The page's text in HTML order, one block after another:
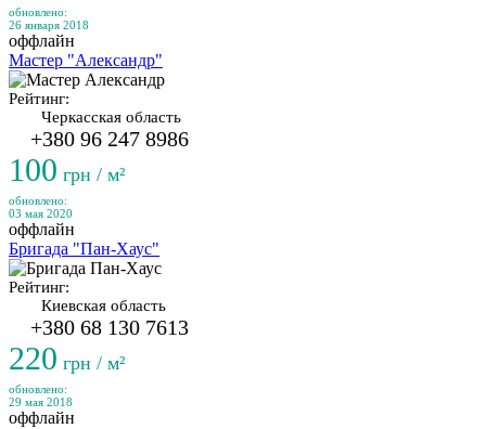
обновлено:
26 января 2018
оффлайн
Мастер "Александр"
Рейтинг:
Черкасская область
+380 96 247 8986
100 грн / м²
обновлено:
03 мая 2020
оффлайн
Бригада "Пан-Хаус"
Рейтинг:
Киевская область
+380 68 130 7613
220 грн / м²
обновлено:
29 мая 2018
оффлайн